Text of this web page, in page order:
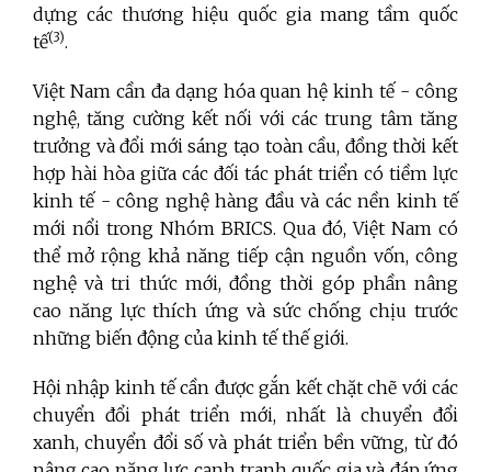
dựng các thương hiệu quốc gia mang tầm quốc
tế(3).
Việt Nam cần đa dạng hóa quan hệ kinh tế - công
nghệ, tăng cường kết nối với các trung tâm tăng
trưởng và đổi mới sáng tạo toàn cầu, đồng thời kết
hợp hài hòa giữa các đối tác phát triển có tiềm lực
kinh tế - công nghệ hàng đầu và các nền kinh tế
mới nổi trong Nhóm BRICS. Qua đó, Việt Nam có
thể mở rộng khả năng tiếp cận nguồn vốn, công
nghệ và tri thức mới, đồng thời góp phần nâng
cao năng lực thích ứng và sức chống chịu trước
những biến động của kinh tế thế giới.
Hội nhập kinh tế cần được gắn kết chặt chẽ với các
chuyển đổi phát triển mới, nhất là chuyển đổi
xanh, chuyển đổi số và phát triển bền vững, từ đó